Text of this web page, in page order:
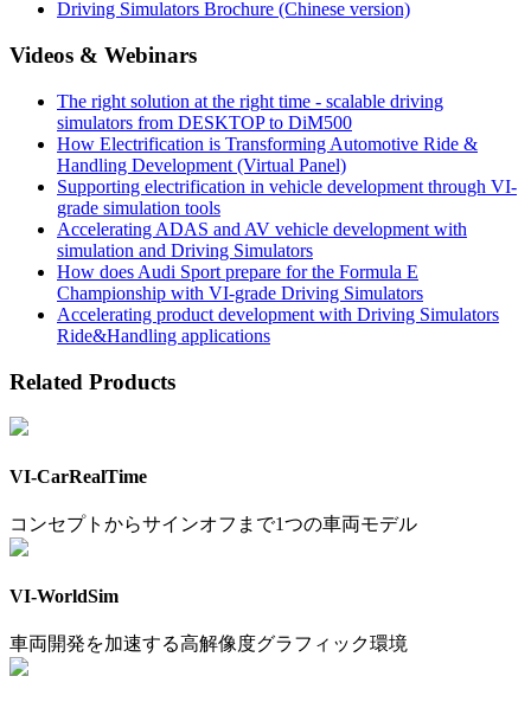
Driving Simulators Brochure (Chinese version)
Videos & Webinars
The right solution at the right time - scalable driving
simulators from DESKTOP to DiM500
How Electrification is Transforming Automotive Ride &
Handling Development (Virtual Panel)
Supporting electrification in vehicle development through VI-
grade simulation tools
Accelerating ADAS and AV vehicle development with
simulation and Driving Simulators
How does Audi Sport prepare for the Formula E
Championship with VI-grade Driving Simulators
Accelerating product development with Driving Simulators
Ride&Handling applications
Related Products
VI-CarRealTime
コンセプトからサインオフまで1つの車両モデル
VI-WorldSim
車両開発を加速する高解像度グラフィック環境